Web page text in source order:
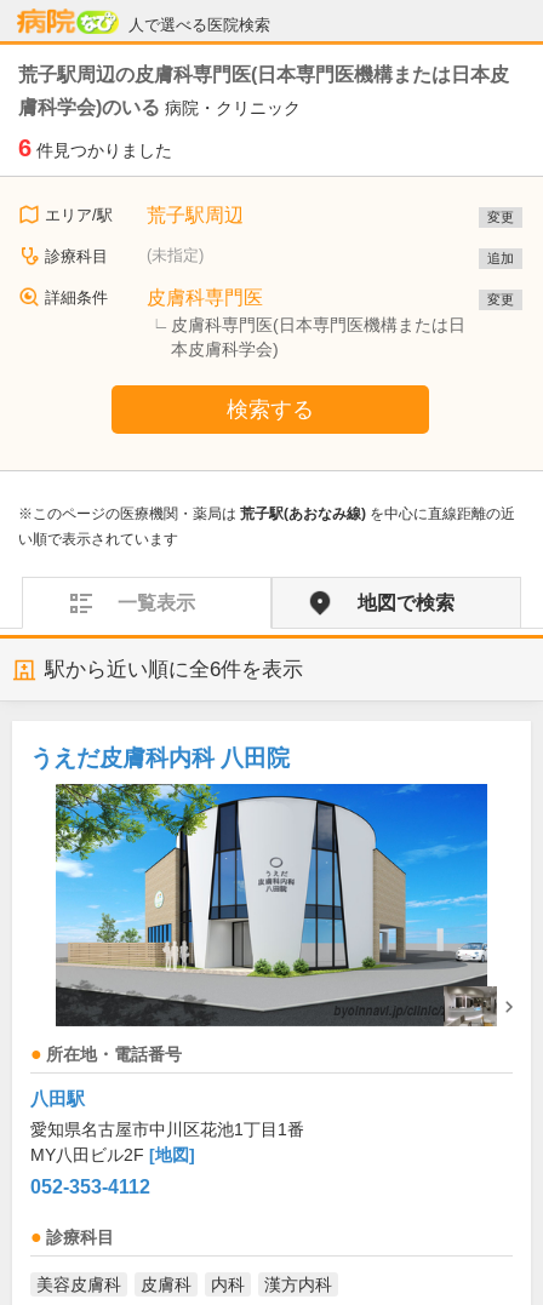
人で選べる医院検索
病院なび
荒子駅周辺の皮膚科専門医(日本専門医機構または日本皮
膚科学会)のいる 病院・クリニック
6 件見つかりました
エリア/駅 荒子駅周辺 変更
診療科目 (未指定) 追加
詳細条件 皮膚科専門医
皮膚科専門医(日本専門医機構または日
本皮膚科学会)
変更
検索する
※このページの医療機関・薬局は 荒子駅(あおなみ線) を中心に直線距離の近
い順で表示されています
一覧表示 地図で検索
駅から近い順に全6件を表示
うえだ皮膚科内科 八田院
所在地・電話番号
八田駅
愛知県名古屋市中川区花池1丁目1番
MY八田ビル2F [地図]
052-353-4112
診療科目
美容皮膚科 皮膚科 内科 漢方内科